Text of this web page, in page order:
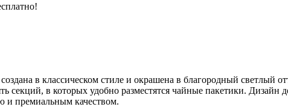
в классическом стиле и окрашена в благородный светлый
секций, в которых удобно разместятся чайные пакетики.
и премиальным качеством.